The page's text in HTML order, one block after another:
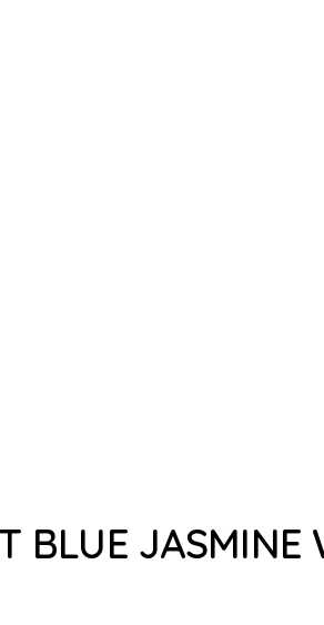
BLUE JASMINE